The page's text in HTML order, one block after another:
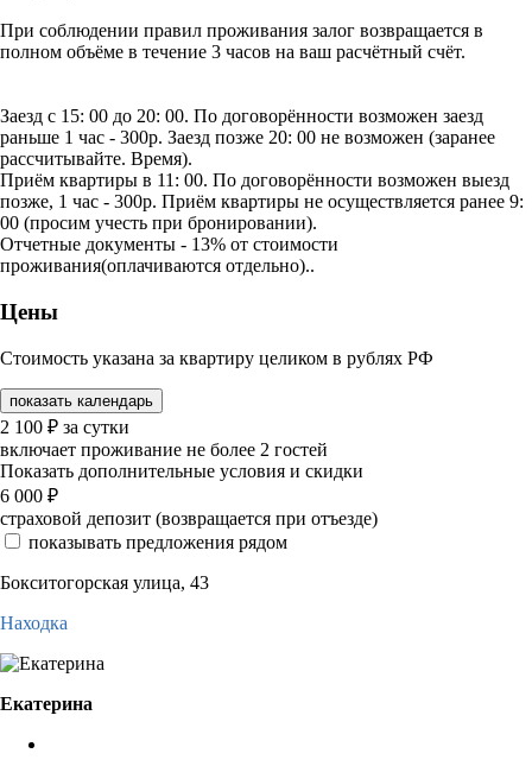
При соблюдении правил проживания залог возвращается в
полном объёме в течение 3 часов на ваш расчётный счёт.
Заезд с 15: 00 до 20: 00. По договорённости возможен заезд
раньше 1 час - 300р. Заезд позже 20: 00 не возможен (заранее
рассчитывайте. Время).
Приём квартиры в 11: 00. По договорённости возможен выезд
позже, 1 час - 300р. Приём квартиры не осуществляется ранее 9:
00 (просим учесть при бронировании).
Отчетные документы - 13% от стоимости
проживания(оплачиваются отдельно)..
Цены
Стоимость указана за квартиру целиком в рублях РФ
показать календарь
2 100 ₽ за сутки
включает проживание не более 2 гостей
Показать дополнительные условия и скидки
6 000 ₽
страховой депозит (возвращается при отъезде)
показывать предложения рядом
Бокситогорская улица, 43
Находка
Екатерина